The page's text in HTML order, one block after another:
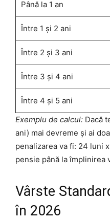
Până la 1 an
Între 1 și 2 ani
Între 2 și 3 ani
Între 3 și 4 ani
Între 4 și 5 ani
Exemplu de calcul: Dacă
ani) mai devreme și ai
penalizarea va fi: 24 luni
pensie până la împlinirea
Vârste
în 2026